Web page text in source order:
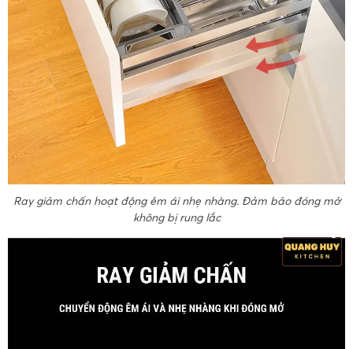
Ray giảm chấn hoạt động êm ái nhẹ nhàng. Đảm bảo đóng mở
không bị rung lắc